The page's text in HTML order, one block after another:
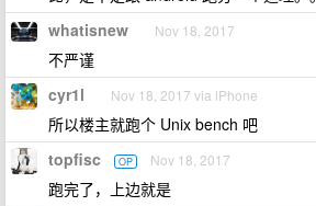
whatisnew Nov 18, 2017
不严谨
cyr1l Nov 18, 2017 via iPhone
所以楼主就跑个 Unix bench 吧
topfisc OP Nov 18, 2017
跑完了，上边就是